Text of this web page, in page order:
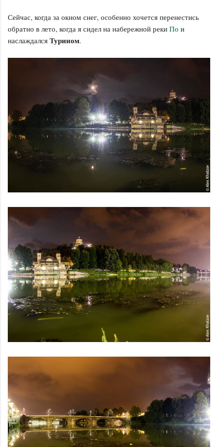
Сейчас, когда за окном снег, особенно хочется перенестись
обратно в лето, когда я сидел на набережной реки По и
наслаждался Турином.